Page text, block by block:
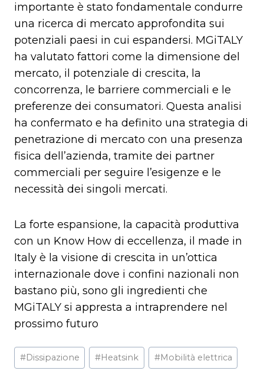
importante è stato fondamentale condurre
una ricerca di mercato approfondita sui
potenziali paesi in cui espandersi. MGiTALY
ha valutato fattori come la dimensione del
mercato, il potenziale di crescita, la
concorrenza, le barriere commerciali e le
preferenze dei consumatori. Questa analisi
ha confermato e ha definito una strategia di
penetrazione di mercato con una presenza
fisica dell’azienda, tramite dei partner
commerciali per seguire l’esigenze e le
necessità dei singoli mercati.
La forte espansione, la capacità produttiva
con un Know How di eccellenza, il made in
Italy è la visione di crescita in un’ottica
internazionale dove i confini nazionali non
bastano più, sono gli ingredienti che
MGiTALY si appresta a intraprendere nel
prossimo futuro
Tag
articolo:
#Dissipazione #Heatsink #Mobilità elettrica